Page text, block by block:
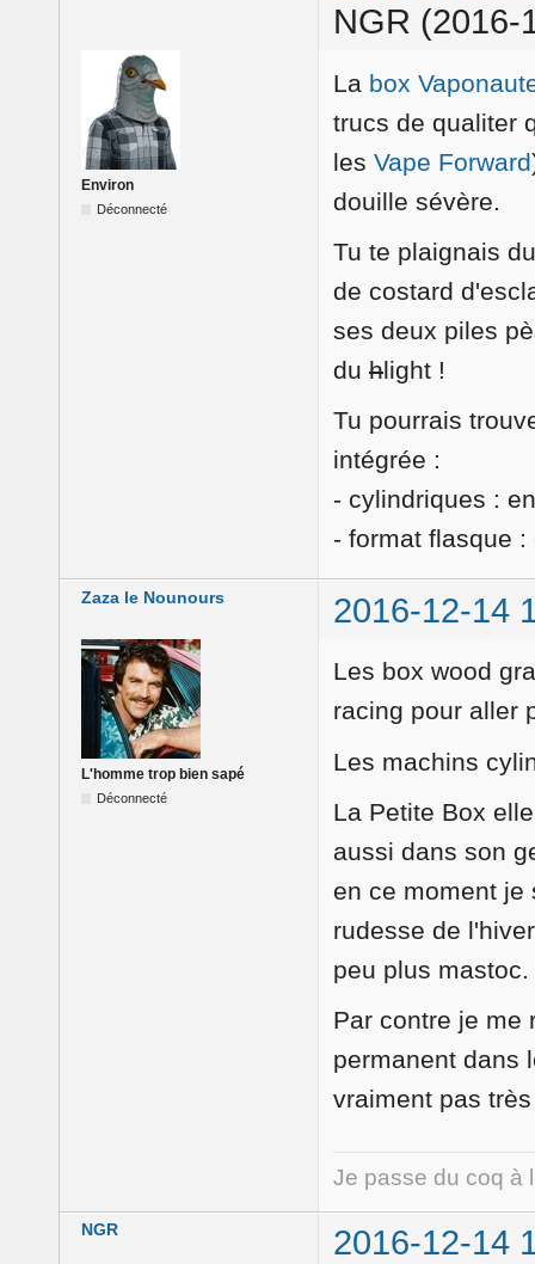
NGR (2016-
Environ
Déconnecté
La box
trucs de qualiter
les Vape Forward
douille sévère.
Tu te plaignais
de costard
ses deux piles
du hlight !
Tu pourrais
intégrée :
- cylindriques :
- format flasque
Zaza le Nounours 2016-12-14
L'homme trop bien sapé
Déconnecté
Les box wood
racing pour aller
Les machins
La Petite Box
aussi dans son
en ce moment je
rudesse de
peu plus mastoc.
Par contre je me
permanent dans
vraiment pas
Je passe du coq à
NGR 2016-12-14